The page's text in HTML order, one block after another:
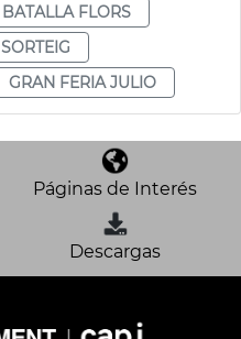
BATALLA FLORS
SORTEIG
GRAN FERIA JULIO
Páginas de Interés
Descargas